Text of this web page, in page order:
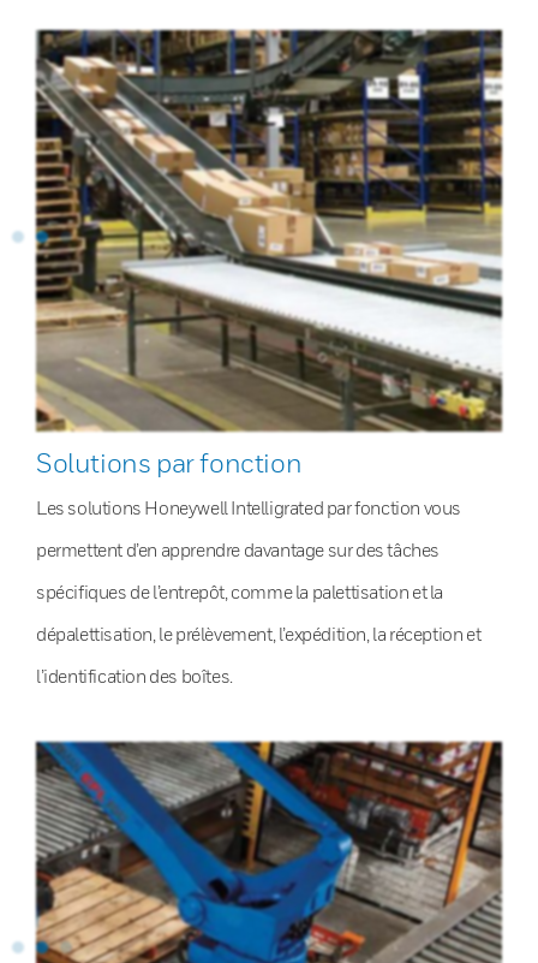
Solutions par fonction
Les solutions Honeywell Intelligrated par fonction vous
permettent d’en apprendre davantage sur des tâches
spécifiques de l’entrepôt, comme la palettisation et la
dépalettisation, le prélèvement, l’expédition, la réception et
l’identification des boîtes.